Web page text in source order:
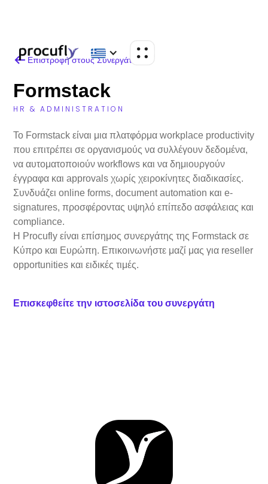
Επιστροφή στους Συνεργάτες
Formstack
HR & ADMINISTRATION
Το Formstack είναι μια πλατφόρμα workplace productivity
που επιτρέπει σε οργανισμούς να συλλέγουν δεδομένα,
να αυτοματοποιούν workflows και να δημιουργούν
έγγραφα και approvals χωρίς χειροκίνητες διαδικασίες.
Συνδυάζει online forms, document automation και e-
signatures, προσφέροντας υψηλό επίπεδο ασφάλειας και
compliance.
Η Procufly είναι επίσημος συνεργάτης της Formstack σε
Κύπρο και Ευρώπη. Επικοινωνήστε μαζί μας για reseller
opportunities και ειδικές τιμές.
Επισκεφθείτε την ιστοσελίδα του συνεργάτη